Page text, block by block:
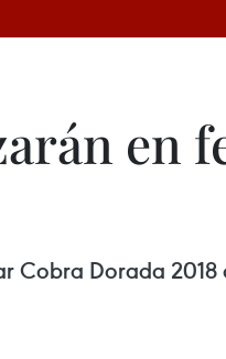
en
Cobra Dorada